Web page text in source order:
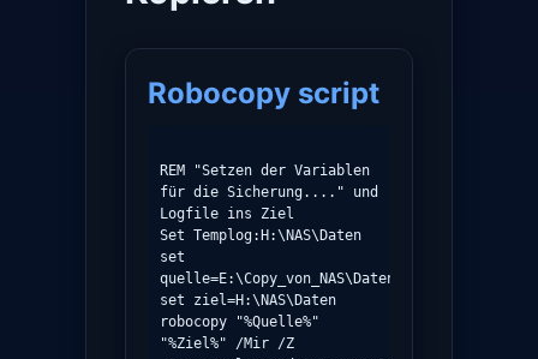
Robocopy script
REM "Setzen der Variablen
für die Sicherung...." und
Logfile ins Ziel
Set Templog:H:\NAS\Daten
set
quelle=E:\Copy_von_NAS\Daten
set ziel=H:\NAS\Daten
robocopy "%Quelle%"
"%Ziel%" /Mir /Z